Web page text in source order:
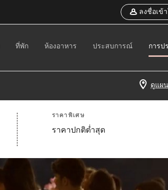
ลงชื่อเข้
ที่พัก ห้องอาหาร ประสบการณ์ การป
ดูแผ
ราคาพิเศษ
ราคาปกติต่ำสุด